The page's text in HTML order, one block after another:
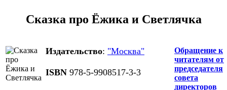
Сказка про Ёжика и Светлячка
Издательство: "Москва"
ISBN 978-5-9908517-3-3
Обращение к
читателям от
председателя
совета
директоров